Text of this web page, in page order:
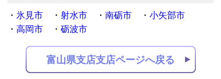
氷見市 射水市 南砺市
小矢部市
高岡市
砺波市
富山県支店支店ページへ戻る